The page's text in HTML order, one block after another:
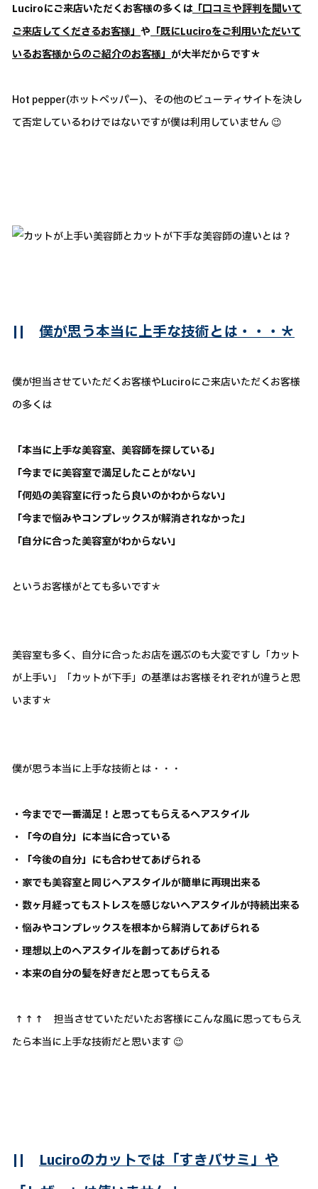
Luciroにご来店いただくお客様の多くは「口コミや評判を聞いて
ご来店してくださるお客様」 や 「既にLuciroをご利用いただいて
いるお客様からのご紹介のお客様」 が大半だからです＊
Hot pepper(ホットペッパー)、その他のビューティサイトを決し
て否定しているわけではないですが僕は利用していません 😉
|| 僕が思う本当に上手な技術とは・・・＊
僕が担当させていただくお客様やLuciroにご来店いただくお客様
の多くは
「本当に上手な美容室、美容師を探している」
「今までに美容室で満足したことがない」
「何処の美容室に行ったら良いのかわからない」
「今まで悩みやコンプレックスが解消されなかった」
「自分に合った美容室がわからない」
というお客様がとても多いです＊
美容室も多く、自分に合ったお店を選ぶのも大変ですし「カット
が上手い」「カットが下手」の基準はお客様それぞれが違うと思
います＊
僕が思う本当に上手な技術とは・・・
・今までで一番満足！と思ってもらえるヘアスタイル
・「今の自分」に本当に合っている
・「今後の自分」にも合わせてあげられる
・家でも美容室と同じヘアスタイルが簡単に再現出来る
・数ヶ月経ってもストレスを感じないヘアスタイルが持続出来る
・悩みやコンプレックスを根本から解消してあげられる
・理想以上のヘアスタイルを創ってあげられる
・本来の自分の髪を好きだと思ってもらえる
↑↑↑ 担当させていただいたお客様にこんな風に思ってもらえ
たら本当に上手な技術だと思います 😉
|| Luciroのカットでは「すきバサミ」や